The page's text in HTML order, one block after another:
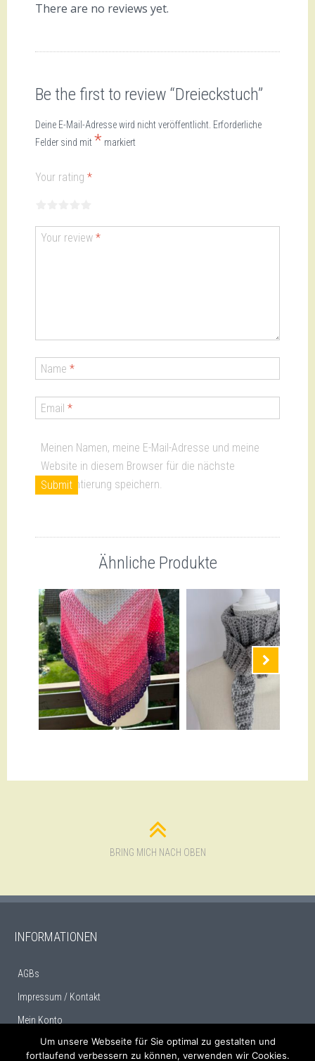
There are no reviews yet.
Be the first to review “Dreieckstuch”
Deine E-Mail-Adresse wird nicht veröffentlicht. Erforderliche
Felder sind mit* markiert
Your rating *
Your review *
Name *
Email *
Meinen Namen, meine E-Mail-Adresse und meine
Website in diesem Browser für die nächste
Kommentierung speichern.
Ähnliche Produkte
DREIECKSTUCH
Nächste
BRING MICH NACH OBEN
INFORMATIONEN
AGBs
Impressum / Kontakt
Mein Konto
Um unsere Webseite für Sie optimal zu gestalten und
fortlaufend verbessern zu können, verwenden wir Cookies.